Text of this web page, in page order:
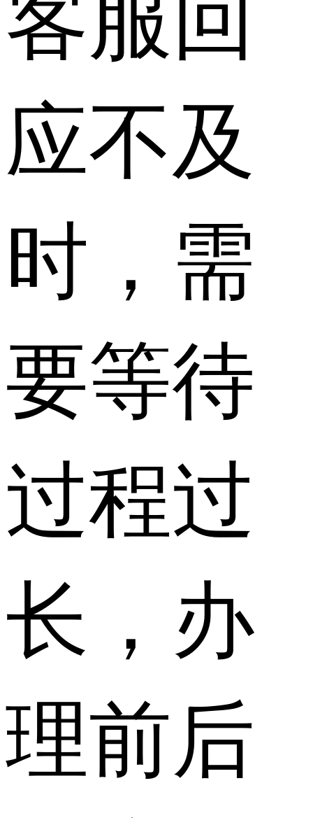
应不及
时，需
要等待
过程过
长，办
理前后